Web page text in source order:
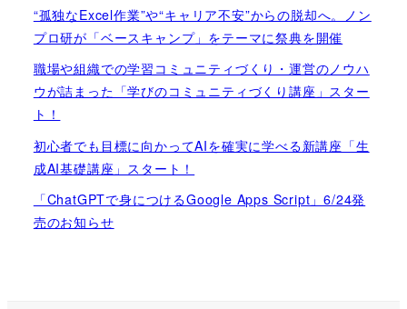
“孤独なExcel作業”や“キャリア不安”からの脱却へ。ノン
プロ研が「ベースキャンプ」をテーマに祭典を開催
職場や組織での学習コミュニティづくり・運営のノウハ
ウが詰まった「学びのコミュニティづくり講座」スター
ト！
初心者でも目標に向かってAIを確実に学べる新講座「生
成AI基礎講座」スタート！
「ChatGPTで身につけるGoogle Apps Script」6/24発
売のお知らせ